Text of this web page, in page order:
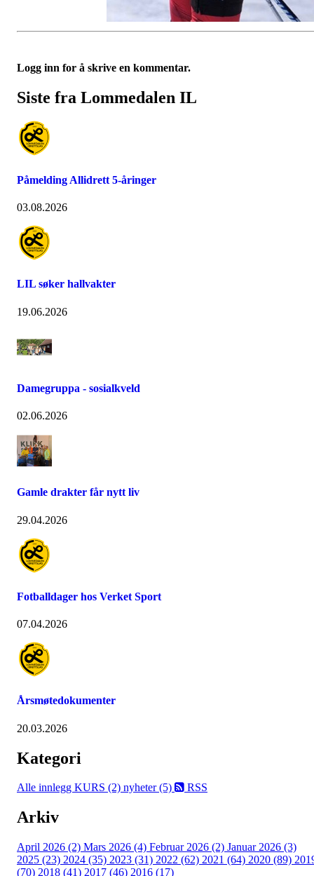
Logg inn for å skrive en kommentar.
Siste fra Lommedalen IL
Påmelding Allidrett 5-åringer
03.08.2026
LIL søker hallvakter
19.06.2026
Damegruppa - sosialkveld
02.06.2026
Gamle drakter får nytt liv
29.04.2026
Fotballdager hos Verket Sport
07.04.2026
Årsmøtedokumenter
20.03.2026
Kategori
Alle innlegg KURS (2) nyheter (5) RSS
Arkiv
April 2026 (2) Mars 2026 (4) Februar 2026 (2) Januar 2026 (3)
2025 (23) 2024 (35) 2023 (31) 2022 (62) 2021 (64) 2020 (89)
(70) 2018 (41) 2017 (46) 2016 (17)